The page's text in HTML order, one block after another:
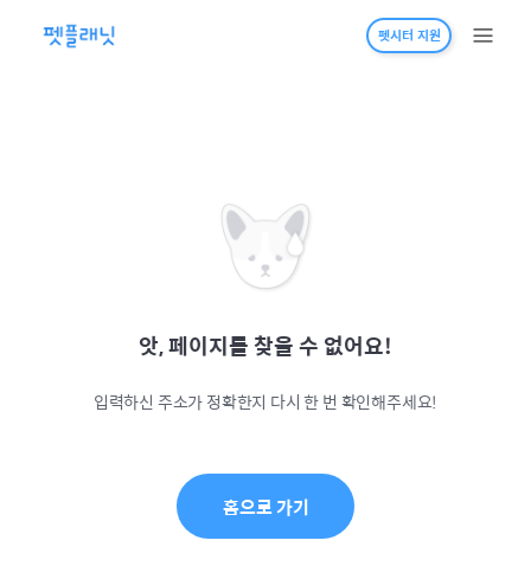
펫시터 지원
앗, 페이지를 찾을 수 없어요!
입력하신 주소가 정확한지 다시 한 번 확인해주세요!
홈으로 가기